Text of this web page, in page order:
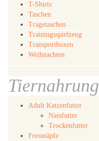
T-Shirts
Taschen
Tragetaschen
Trainingsspielzeug
Transportboxen
Weihnachten
Tiernahrung
Adult Katzenfutter
Nassfutter
Trockenfutter
Fressnäpfe